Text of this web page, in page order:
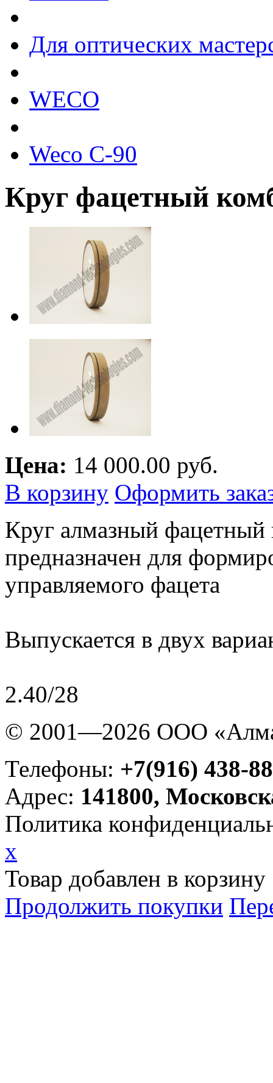
Для оптических
WECO
Weco C-90
Круг фацетный
Цена: 14 000.00 руб.
В корзину Оформить
Круг алмазный
предназначен для
управляемого фацета
Выпускается в двух
2.40/28
© 2001—2026 ООО
Телефоны: +7(916) 438-
Адрес: 141800,
Политика
x
Товар добавлен в корзину
Продолжить покупки